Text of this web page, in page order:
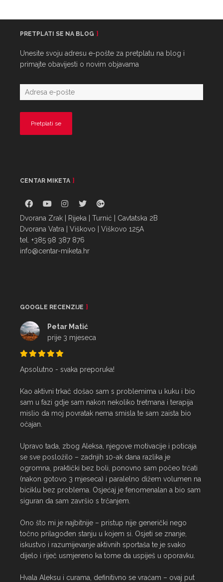
PRETPLATI SE NA BLOG
Unesite svoju adresu e-pošte za pretplatu na blog i
primajte obavijesti o novim objavama
CENTAR MIKETA
Dvorana Zrak | Rijeka | Turnić | Cavtatska 2B
Dvorana Vatra | Viškovo | Viškovo 125A
tel. +385 98 387 876
info@centar-miketa.hr
GOOGLE RECENZIJE
Petar Matić
prije 3 mjeseca
Apsolutno - svaka preporuka!
Kao aktivni trkač došao sam s problemima u kuku i bio
sam u fazi gdje sam nakon nekoliko tretmana i terapija
mislio da moj povratak nema smisla te sam zaista bio
očajan.
Upravo tada, zbog Aleksa, njegove motivacije i poticaja
se sve posložilo – zadnjih 10-ak dana razlika je
ogromna, praktički bez boli, ponovno sam počeo trčati
(nakon gotovo 3 mjeseca) i paralelno dižem volumen na
biciklu bez problema. Osjećaj je fenomenalan a bio sam
siguran da sam završio s trčanjem.
Ono što mi je najbitnije – pristup nije generički nego
točno prilagođen stanju u kojem si. Osjeti se znanje,
iskustvo i razumijevanje aktivnih sportaša te je svako
dijelo i riječ usmjereno ka tome da uspiješ u oporavku.
Hvala Aleksu i curama, definitivno se vraćam – ovaj put